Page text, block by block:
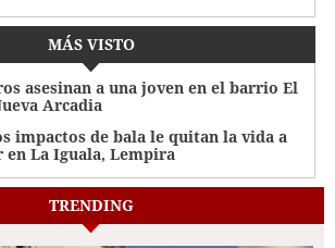
MÁS VISTO
asesinan a una joven en el barrio El
Arcadia
impactos de bala le quitan la vida a
en La Iguala, Lempira
TRENDING